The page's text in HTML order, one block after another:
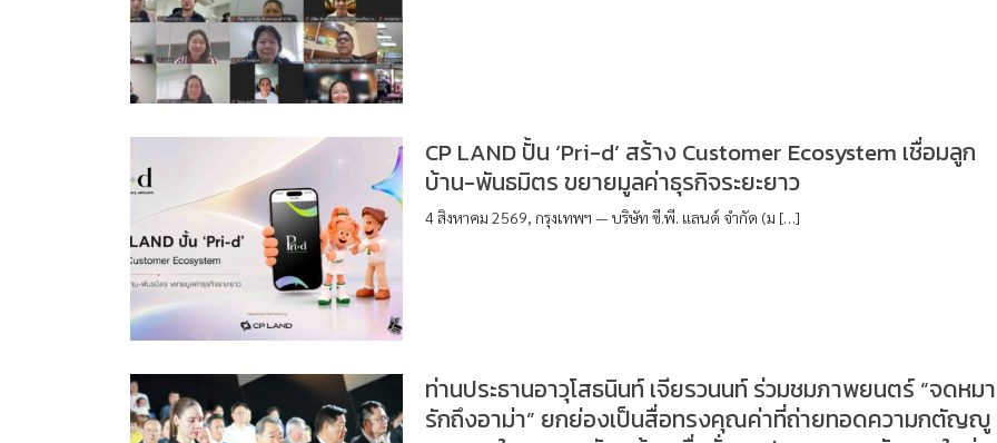
CP LAND ปั้น ‘Pri-d’ สร้าง Customer Ecosystem เชื่อมลูก
บ้าน-พันธมิตร ขยายมูลค่าธุรกิจระยะยาว
4 สิงหาคม 2569, กรุงเทพฯ — บริษัท ซี.พี. แลนด์ จำกัด (ม […]
ท่านประธานอาวุโสธนินท์ เจียรวนนท์ ร่วมชมภาพยนตร์ “จดหม
รักถึงอาม่า” ยกย่องเป็นสื่อทรงคุณค่าที่ถ่ายทอดความกตัญญู